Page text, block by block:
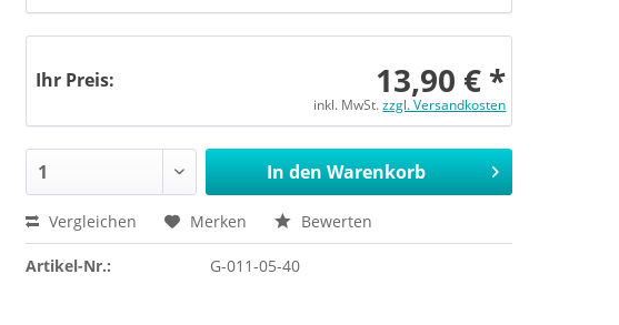
Ihr Preis: 13,90 € *
inkl. MwSt.zzgl. Versandkosten
In den Warenkorb
Vergleichen Merken Bewerten
Artikel-Nr.: G-011-05-40